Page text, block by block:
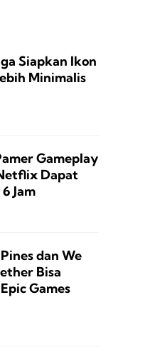
Siapkan Ikon
Minimalis
Gameplay
Dapat
Jam
dan We
Bisa
Games